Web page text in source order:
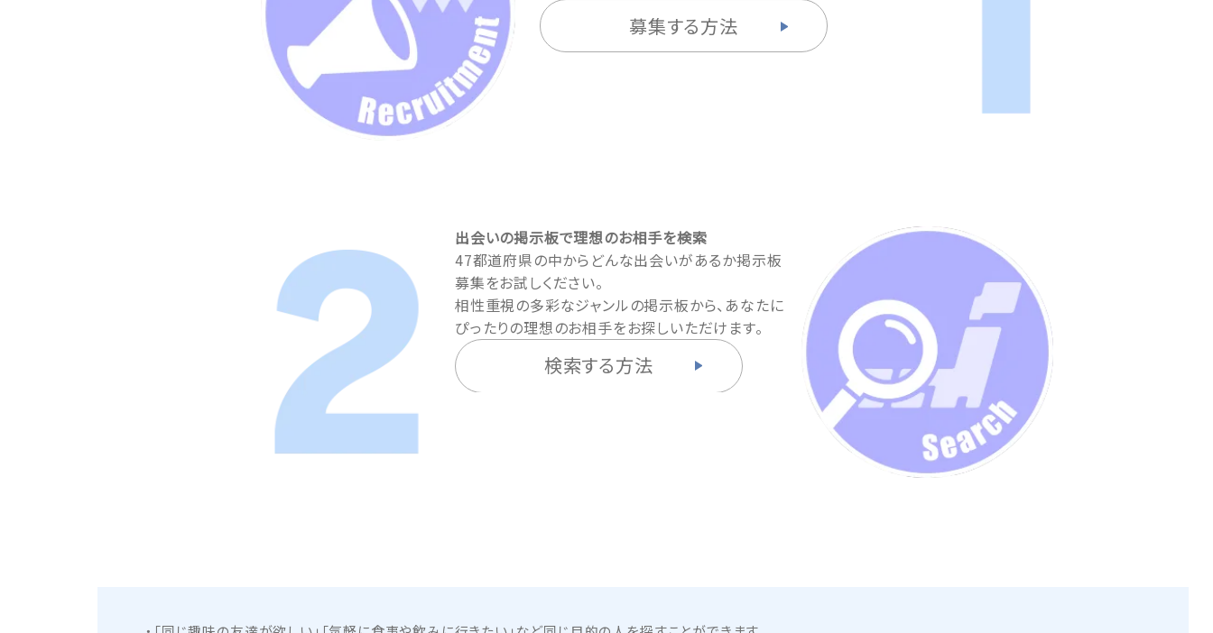
募集する方法
出会いの掲示板で理想のお相手を検索
47都道府県の中からどんな出会いがあるか掲示板
募集をお試しください。
相性重視の多彩なジャンルの掲示板から、あなたに
ぴったりの理想のお相手をお探しいただけます。
検索する方法